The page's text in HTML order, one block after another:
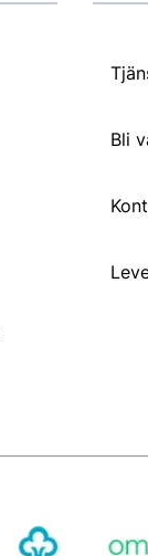
Bli